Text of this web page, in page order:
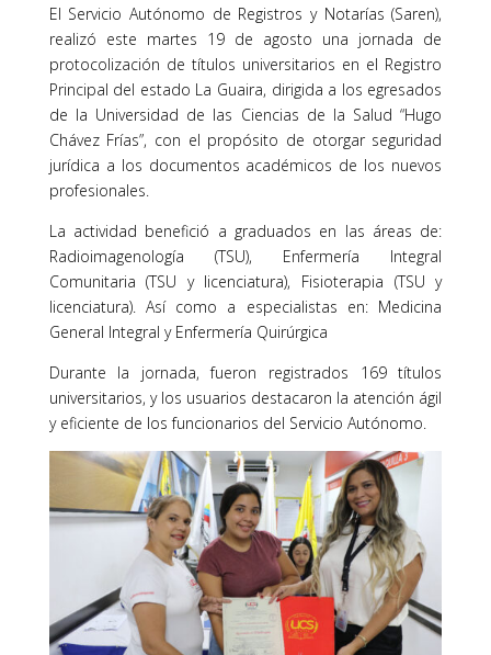
El Servicio Autónomo de Registros y Notarías (Saren),
realizó este martes 19 de agosto una jornada de
protocolización de títulos universitarios en el Registro
Principal del estado La Guaira, dirigida a los egresados
de la Universidad de las Ciencias de la Salud “Hugo
Chávez Frías”, con el propósito de otorgar seguridad
jurídica a los documentos académicos de los nuevos
profesionales.
La actividad benefició a graduados en las áreas de:
Radioimagenología (TSU), Enfermería Integral
Comunitaria (TSU y licenciatura), Fisioterapia (TSU y
licenciatura). Así como a especialistas en: Medicina
General Integral y Enfermería Quirúrgica
Durante la jornada, fueron registrados 169 títulos
universitarios, y los usuarios destacaron la atención ágil
y eficiente de los funcionarios del Servicio Autónomo.